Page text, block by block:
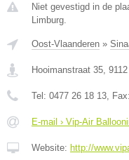
Niet gevestigd in de
Limburg.
Oost-Vlaanderen »
Hooimanstraat 35 9112
Tel: 0477 26 18 13 , Fax:
E-mail › Vip-Air
Website: http://